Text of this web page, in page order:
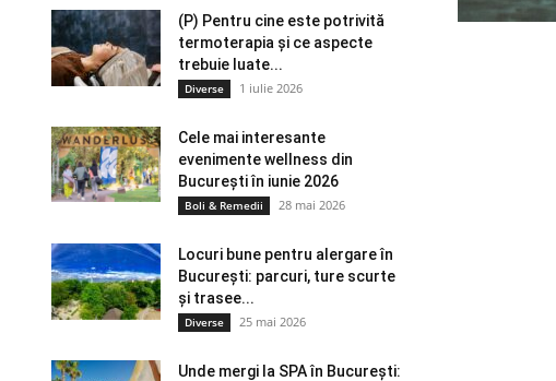
(P) Pentru cine este potrivită
termoterapia și ce aspecte
trebuie luate...
Diverse 1 iulie 2026
Cele mai interesante
evenimente wellness din
București în iunie 2026
Boli & Remedii 28 mai 2026
Locuri bune pentru alergare în
București: parcuri, ture scurte
și trasee...
Diverse 25 mai 2026
Unde mergi la SPA în București: